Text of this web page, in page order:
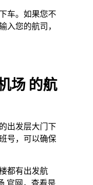
车。如果您不
入您的航司，
场 的航
出发层大门下
号，可以确保
都有出发航
官网 ，查看是